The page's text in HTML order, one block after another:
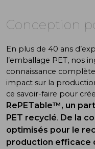
Conception
En plus de 40 ans
l’emballage PET, nos
connaissance
impact sur la
ce savoir-faire pour
RePETable™, un
PET recyclé. De la
optimisés pour le
production efficace